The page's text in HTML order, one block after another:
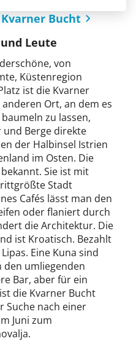
Bucht
Leute
von
Küstenregion
ist die Kvarner
Ort, an dem es
zu lassen,
Berge direkte
der Halbinsel Istrien
im Osten. Die
Sie ist mit
Stadt
Cafés lässt man den
oder flaniert durch
die Architektur. Die
ist Kroatisch. Bezahlt
Eine Kuna sind
den umliegenden
Bar, aber für ein
die Kvarner Bucht
Suche nach einer
Juni zum